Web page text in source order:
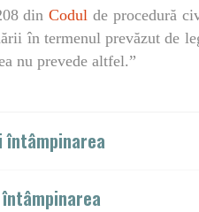
dinCodul de procedură
în termenul prevăzut de
nu prevede altfel.”
întâmpinarea